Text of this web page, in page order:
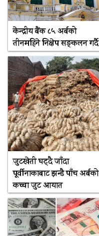
केन्द्रीय बैंक ८५ अर्बको
तीनमहिने निक्षेप सङ्कलन गर्दै
जुटखेती घट्दै जाँदा
पूर्वीनाकाबाट झन्डै पाँच अर्बको
कच्चा जुट आयात